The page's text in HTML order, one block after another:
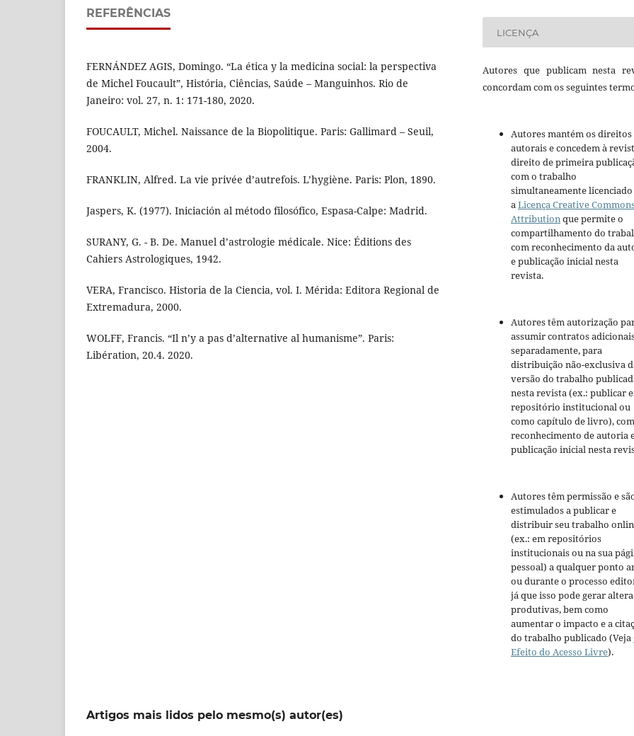
REFERÊNCIAS
FERNÁNDEZ AGIS, Domingo. “La ética y la medicina social: la perspectiva
de Michel Foucault”, História, Ciências, Saúde – Manguinhos. Rio de
Janeiro: vol. 27, n. 1: 171-180, 2020.
FOUCAULT, Michel. Naissance de la Biopolitique. Paris: Gallimard – Seuil,
2004.
FRANKLIN, Alfred. La vie privée d’autrefois. L’hygiène. Paris: Plon, 1890.
Jaspers, K. (1977). Iniciación al método filosófico, Espasa-Calpe: Madrid.
SURANY, G. - B. De. Manuel d’astrologie médicale. Nice: Éditions des
Cahiers Astrologiques, 1942.
VERA, Francisco. Historia de la Ciencia, vol. I. Mérida: Editora Regional de
Extremadura, 2000.
WOLFF, Francis. “Il n’y a pas d’alternative al humanisme”. Paris:
Libération, 20.4. 2020.
LICENÇA
Autores que publicam nesta
concordam com os seguintes
Autores mantém os direitos
autorais e concedem à
direito de primeira
com o trabalho
simultaneamente
aLicença Creative
Attributionque permite o
compartilhamento do
com reconhecimento da
e publicação inicial nesta
revista.
Autores têm autorização
assumir contratos
separadamente, para
distribuição não-exclusiva
versão do trabalho
nesta revista (ex.: publicar
repositório institucional ou
como capítulo de livro), com
reconhecimento de autoria
publicação inicial nesta
Autores têm permissão e
estimulados a publicar e
distribuir seu trabalho
(ex.: em repositórios
institucionais ou na sua
pessoal) a qualquer ponto
ou durante o processo
já que isso pode gerar
produtivas, bem como
aumentar o impacto e a
do trabalho publicado (Veja
Efeito do Acesso Livre).
Artigos mais lidos pelo mesmo(s) autor(es)